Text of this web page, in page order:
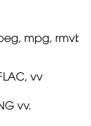
mpg, rmvb,
vv
vv.